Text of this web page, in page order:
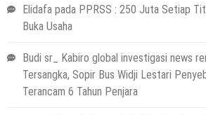
Elidafa pada PPRSS : 250 Juta Setiap
Buka Usaha
Budi sr_ Kabiro global investigasi news
Tersangka, Sopir Bus Widji Lestari
Terancam 6 Tahun Penjara